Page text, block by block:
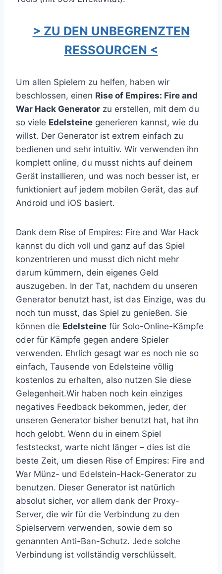
> ZU DEN UNBEGRENZTEN
RESSOURCEN <
Um allen Spielern zu helfen, haben wir
beschlossen, einen Rise of Empires: Fire and
War Hack Generator zu erstellen, mit dem du
so viele Edelsteine generieren kannst, wie du
willst. Der Generator ist extrem einfach zu
bedienen und sehr intuitiv. Wir verwenden ihn
komplett online, du musst nichts auf deinem
Gerät installieren, und was noch besser ist, er
funktioniert auf jedem mobilen Gerät, das auf
Android und iOS basiert.
Dank dem Rise of Empires: Fire and War Hack
kannst du dich voll und ganz auf das Spiel
konzentrieren und musst dich nicht mehr
darum kümmern, dein eigenes Geld
auszugeben. In der Tat, nachdem du unseren
Generator benutzt hast, ist das Einzige, was du
noch tun musst, das Spiel zu genießen. Sie
können die Edelsteine für Solo-Online-Kämpfe
oder für Kämpfe gegen andere Spieler
verwenden. Ehrlich gesagt war es noch nie so
einfach, Tausende von Edelsteine völlig
kostenlos zu erhalten, also nutzen Sie diese
Gelegenheit.Wir haben noch kein einziges
negatives Feedback bekommen, jeder, der
unseren Generator bisher benutzt hat, hat ihn
hoch gelobt. Wenn du in einem Spiel
feststeckst, warte nicht länger – dies ist die
beste Zeit, um diesen Rise of Empires: Fire and
War Münz- und Edelstein-Hack-Generator zu
benutzen. Dieser Generator ist natürlich
absolut sicher, vor allem dank der Proxy-
Server, die wir für die Verbindung zu den
Spielservern verwenden, sowie dem so
genannten Anti-Ban-Schutz. Jede solche
Verbindung ist vollständig verschlüsselt.